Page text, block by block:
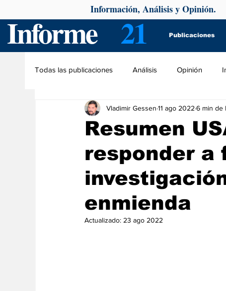
Informe 21 Publicaciones
Información, Análisis y Opinión.
Todas las publicaciones Análisis Opinión
Resumen
responder a
enmienda
Vladimir Gessen 11 ago 2022 6 min de
Actualizado: 23 ago 2022